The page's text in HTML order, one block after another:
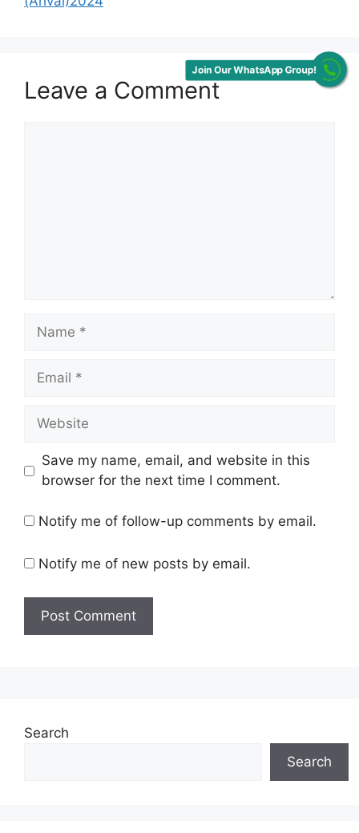
Leave a Comment
Name
Email
Website
Save my name, email, and website in this
browser for the next time I comment.
Notify me of follow-up comments by email.
Notify me of new posts by email.
Search
Search
Join Our WhatsApp Group!